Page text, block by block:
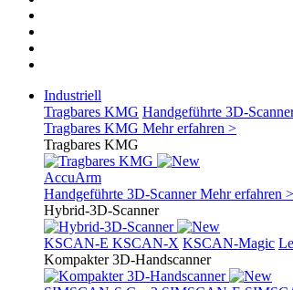
Industriell
Tragbares KMG Handgeführte 3D-
Tragbares KMG Mehr erfahren >
Tragbares KMG
AccuArm
Handgeführte 3D-ScannerMehr erfahren >
Hybrid-3D-Scanner
KSCAN-E KSCAN-X KSCAN-Magic
Kompakter 3D-Handscanner